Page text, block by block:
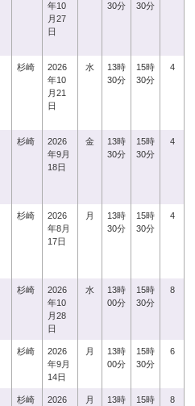
年10
月27
日
30分
30分
杉崎
2026
年10
月21
日
水
13時
30分
15時
30分
4
杉崎
2026
年9月
18日
金
13時
30分
15時
30分
4
杉崎
2026
年8月
17日
月
13時
30分
15時
30分
4
杉崎
2026
年10
月28
日
水
13時
00分
15時
30分
8
杉崎
2026
年9月
14日
月
13時
00分
15時
30分
6
杉崎
2026
月
13時
15時
8